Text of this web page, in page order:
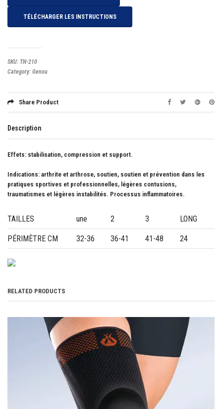
TÉLÉCHARGER LES INSTRUCTIONS
SKU: TN-210
Category: Genou
Share Product
Description
Effets: stabilisation, compression et support.
Indications: arthrite et arthrose, soutien, soutien et prévention dans les
pratiques sportives et professionnelles, légères contusions,
traumatismes et légères instabilités. Processus inflammatoires.
TAILLES une 2 3 LONG
PÉRIMÈTRE CM 32-36 36-41 41-48 24
RELATED PRODUCTS